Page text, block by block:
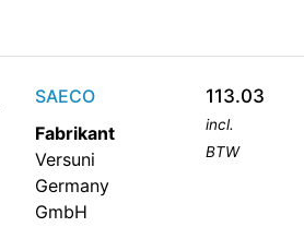
SAECO
Fabrikant
Versuni
Germany
GmbH
113.03
incl.
BTW